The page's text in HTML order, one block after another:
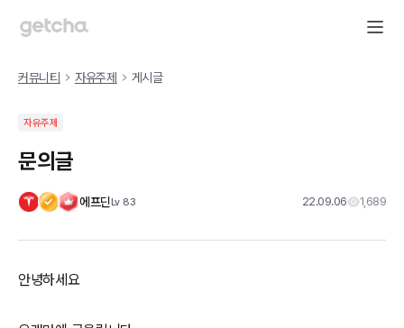
커뮤니티 자유주제 게시글
자유주제
문의글
에프딘Lv 83 22.09.06 1,689
안녕하세요